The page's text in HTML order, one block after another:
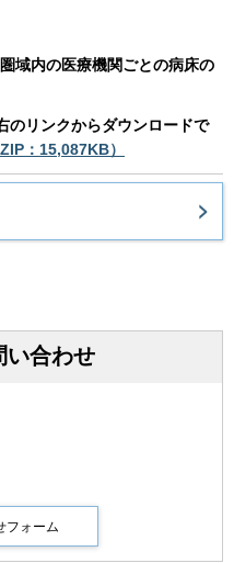
域内の医療機関ごとの病床の
リンクからダウンロードで
：15,087KB）
い合わせ